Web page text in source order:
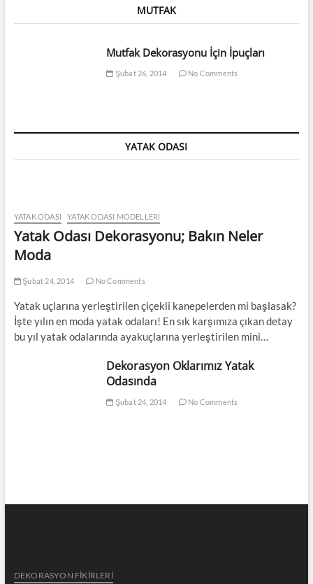
MUTFAK
Mutfak Dekorasyonu İçin İpuçları
Şubat 26, 2014 No Comments
YATAK ODASI
YATAK ODASI YATAK ODASI MODELLERI
Yatak Odası Dekorasyonu; Bakın Neler
Moda
Şubat 24, 2014 No Comments
Yatak uçlarına yerleştirilen çiçekli kanepelerden mi başlasak?
İşte yılın en moda yatak odaları! En sık karşımıza çıkan detay
bu yıl yatak odalarında ayakuçlarına yerleştirilen mini…
Dekorasyon Oklarımız Yatak
Odasında
Şubat 24, 2014 No Comments
DEKORASYON FİKİRLERİ